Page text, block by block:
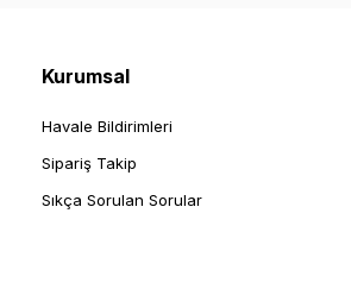
Kurumsal
Havale Bildirimleri
Sipariş Takip
Sıkça Sorulan Sorular